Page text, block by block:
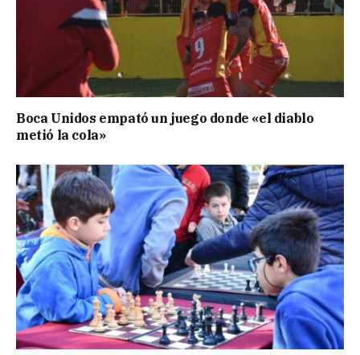
Boca Unidos empató un juego donde «el diablo
metió la cola»